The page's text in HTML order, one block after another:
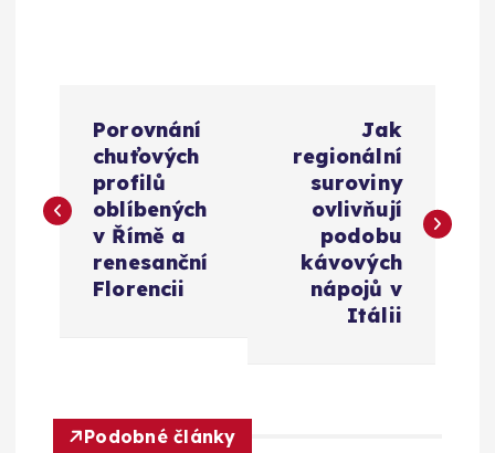
v
c
Porovnání
chuťových
profilů
oblíbených
v Římě a
renesanční
Florencii
Jak
regionální
suroviny
ovlivňují
podobu
kávových
nápojů v
Itálii
Podobné články